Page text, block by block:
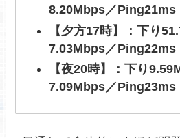
8.20Mbps／Ping21ms
【夕方17時】：下り
7.03Mbps／Ping22ms
【夜20時】：下り
7.09Mbps／Ping23ms